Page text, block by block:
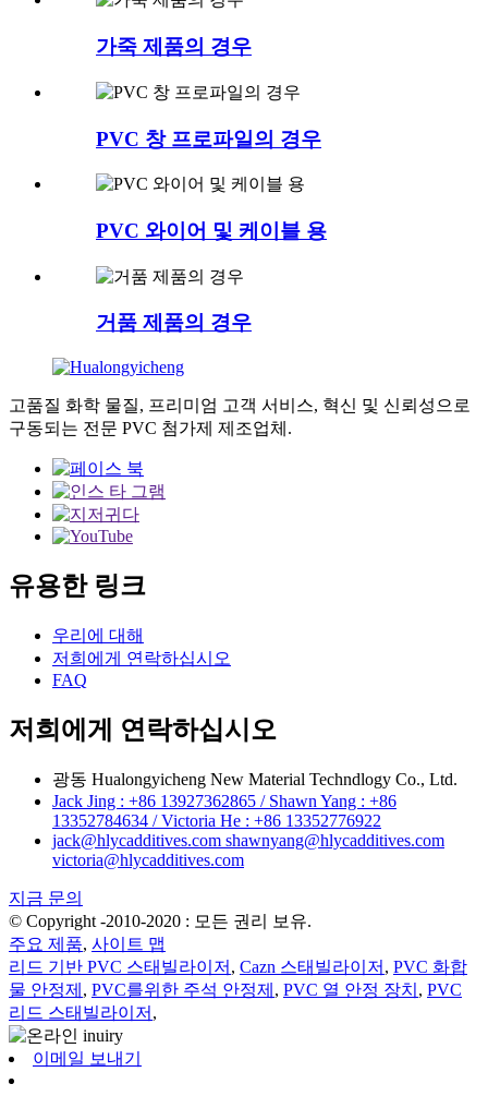
가죽 제품의 경우
PVC 창 프로파일의 경우
PVC 와이어 및 케이블 용
거품 제품의 경우
고품질 화학 물질, 프리미엄 고객 서비스, 혁신 및 신뢰성으로
구동되는 전문 PVC 첨가제 제조업체.
유용한 링크
우리에 대해
저희에게 연락하십시오
FAQ
저희에게 연락하십시오
광동 Hualongyicheng New Material Techndlogy Co., Ltd.
Jack Jing : +86 13927362865 / Shawn Yang : +86
13352784634 / Victoria He : +86 13352776922
jack@hlycadditives.com shawnyang@hlycadditives.com
victoria@hlycadditives.com
지금 문의
© Copyright -2010-2020 : 모든 권리 보유.
주요 제품, 사이트 맵
리드 기반 PVC 스태빌라이저 , Cazn 스태빌라이저 , PVC 화합
물 안정제 , PVC를위한 주석 안정제 , PVC 열 안정 장치 , PVC
리드 스태빌라이저 ,
이메일 보내기